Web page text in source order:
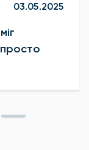
03.05.2025